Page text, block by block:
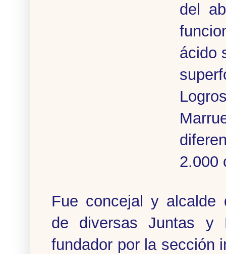
del
ácido
2.000
Fue concejal y alcalde
de diversas Juntas y
fundador por la sección